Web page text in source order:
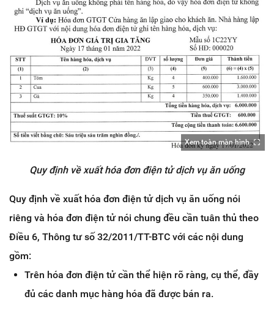
Xem toàn màn hình
Quy định về xuất hóa đơn điện tử dịch vụ ăn uống
Quy định về xuất hóa đơn điện tử dịch vụ ăn uống nói
riêng và hóa đơn điện tử nói chung đều cần tuân thủ theo
Điều 6, Thông tư số 32/2011/TT-BTC với các nội dung
gồm:
Trên hóa đơn điện tử cần thể hiện rõ ràng, cụ thể, đầy
đủ các danh mục hàng hóa đã được bán ra.